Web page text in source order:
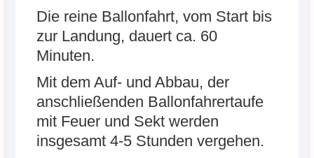
Die reine Ballonfahrt, vom Start bis
zur Landung, dauert ca. 60
Minuten.
Mit dem Auf- und Abbau, der
anschließenden Ballonfahrertaufe
mit Feuer und Sekt werden
insgesamt 4-5 Stunden vergehen.